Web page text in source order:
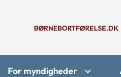
BØRNEBORTFØRELSE.DK
For myndigheder